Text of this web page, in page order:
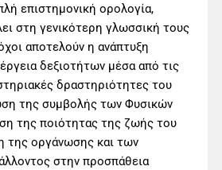
επιστημονική ορολογία,
στη γενικότερη γλωσσική τους
αποτελούν η ανάπτυξη
δεξιοτήτων μέσα από τις
δραστηριότητες του
της συμβολής των Φυσικών
της ποιότητας της ζωής του
της οργάνωσης και των
στην προσπάθεια